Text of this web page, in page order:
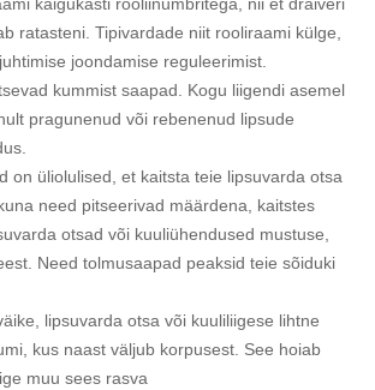
käigukasti rooliinumbritega, nii et draiveri
ratasteni. Tipivardade niit rooliraami külge,
joondamise reguleerimist.
kummist saapad. Kogu liigendi asemel
pragunenud või rebenenud lipsude
on üliolulised, et kaitsta teie lipsuvarda otsa
need pitseerivad määrdena, kaitstes
otsad või kuuliühendused mustuse,
Need tolmusaapad peaksid teie sõiduki
lipsuvarda otsa või kuuliliigese lihtne
kus naast väljub korpusest. See hoiab
muu sees rasva